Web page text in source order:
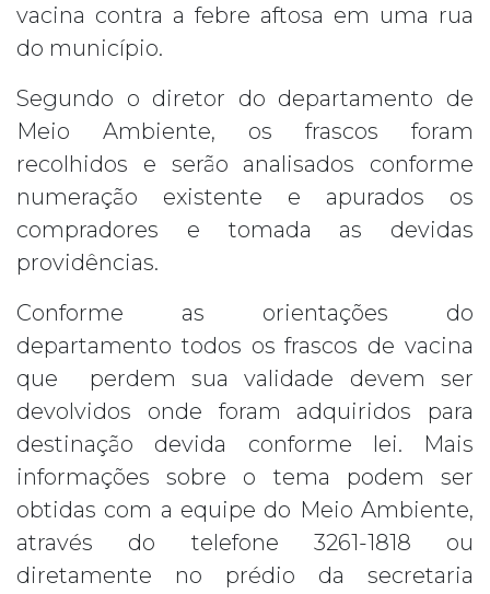
vacina contra a febre aftosa em uma rua
do município.
Segundo o diretor do departamento de
Meio Ambiente, os frascos foram
recolhidos e serão analisados conforme
numeração existente e apurados os
compradores e tomada as devidas
providências.
Conforme as orientações do
departamento todos os frascos de vacina
que perdem sua validade devem ser
devolvidos onde foram adquiridos para
destinação devida conforme lei. Mais
informações sobre o tema podem ser
obtidas com a equipe do Meio Ambiente,
através do telefone 3261-1818 ou
diretamente no prédio da secretaria